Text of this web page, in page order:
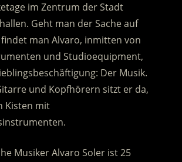
im Zentrum der Stadt
Geht man der Sache auf
man Alvaro, inmitten von
und Studioequipment,
Der Musik.
und Kopfhörern sitzt er da,
Kisten mit
Musiker Alvaro Soler ist 25